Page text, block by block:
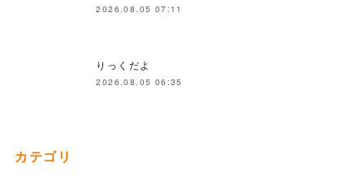
2026.08.05 07:11
りっくだよ
2026.08.05 06:35
カテゴリ